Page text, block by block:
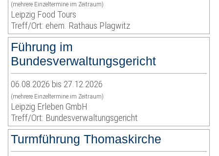
(mehrere Einzeltermine im Zeitraum)
Leipzig Food Tours
Treff/Ort: ehem. Rathaus Plagwitz
Führung im
Bundesverwaltungsgericht
06.08.2026 bis 27.12.2026
(mehrere Einzeltermine im Zeitraum)
Leipzig Erleben GmbH
Treff/Ort: Bundesverwaltungsgericht
Turmführung Thomaskirche